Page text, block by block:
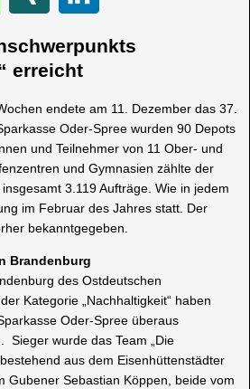
erreicht
endete am 11. Dezember das 37.
Oder-Spree wurden 90 Depots
und Teilnehmer von 11 Ober- und
und Gymnasien zählte der
3.119 Aufträge. Wie in jedem
im Februar des Jahres statt. Der
bekanntgegeben.
Brandenburg
des Ostdeutschen
Kategorie „Nachhaltigkeit“ haben
Oder-Spree überaus
Sieger wurde das Team „Die
aus dem Eisenhüttenstädter
Gubener Sebastian Köppen, beide vom